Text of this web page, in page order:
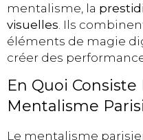
mentalisme, la
visuelles . Ils
éléments de magie
créer des
En Quoi Consiste
Mentalisme
Le mentalisme